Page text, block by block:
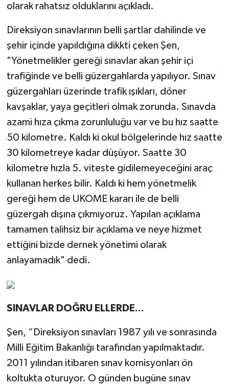
olarak rahatsız olduklarını açıkladı.
Direksiyon sınavlarının belli şartlar dahilinde ve
şehir içinde yapıldığına dikkti çeken Şen,
"Yönetmelikler gereği sınavlar akan şehir içi
trafiğinde ve belli güzergahlarda yapılıyor. Sınav
güzergahları üzerinde trafik ışıkları, döner
kavşaklar, yaya geçitleri olmak zorunda. Sınavda
azami hıza çıkma zorunluluğu var ve bu hız saatte
50 kilometre. Kaldı ki okul bölgelerinde hız saatte
30 kilometreye kadar düşüyor. Saatte 30
kilometre hızla 5. viteste gidilemeyeceğini araç
kullanan herkes bilir. Kaldı ki hem yönetmelik
gereği hem de UKOME kararı ile de belli
güzergah dışına çıkmıyoruz. Yapılan açıklama
tamamen talihsiz bir açıklama ve neye hizmet
ettiğini bizde dernek yönetimi olarak
anlayamadık" dedi.
SINAVLAR DOĞRU ELLERDE...
Şen, “Direksiyon sınavları 1987 yılı ve sonrasında
Milli Eğitim Bakanlığı tarafından yapılmaktadır.
2011 yılından itibaren sınav komisyonları ön
koltukta oturuyor. O günden bugüne sınav